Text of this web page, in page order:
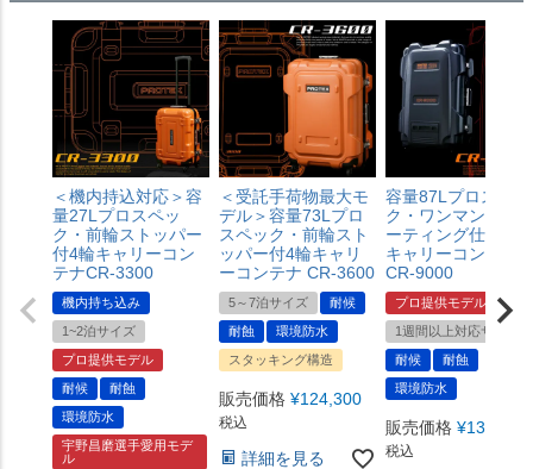
＜機内持込対応＞容
量27Lプロスペッ
ク・前輪ストッパー
付4輪キャリーコン
テナCR-3300
機内持ち込み
1~2泊サイズ
プロ提供モデル
耐候
耐蝕
環境防水
宇野昌磨選手愛用モデ
ル
＜受託手荷物最大モ
デル＞容量73Lプロ
スペック・前輪スト
ッパー付4輪キャリ
ーコンテナ CR-3600
5～7泊サイズ
耐候
耐蝕
環境防水
スタッキング構造
販売価格 ¥124,300
税込
詳細を見る
容量87Lプロスペッ
ク・ワンマンオペ
ーティング仕様4輪
キャリーコンテナ
CR-9000
プロ提供モデル
1週間以上対応サイズ
耐候
耐蝕
環境防水
販売価格 ¥139,700
税込